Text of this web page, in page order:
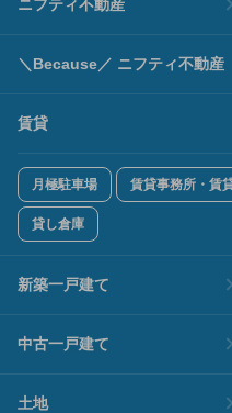
ニフティ不動産
＼Because／ ニフティ不動産
賃貸
月極駐車場 賃貸事務所・賃
貸し倉庫
新築一戸建て
中古一戸建て
土地